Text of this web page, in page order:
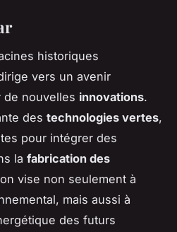
historiques
vers un avenir
de nouvelles innovations.
des technologies vertes,
pour intégrer des
la fabrication des
vise non seulement à
mais aussi à
des futurs